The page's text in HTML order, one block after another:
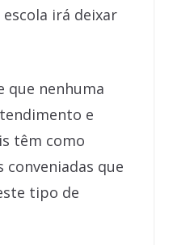
irá deixar
que nenhuma
e
têm como
conveniadas que
tipo de